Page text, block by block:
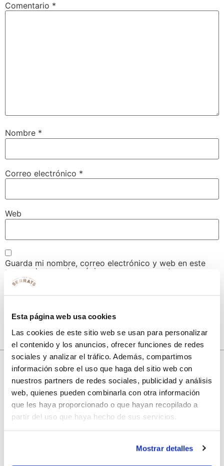
Esta página web usa cookies
Las cookies de este sitio web se usan para personalizar
el contenido y los anuncios, ofrecer funciones de redes
sociales y analizar el tráfico. Además, compartimos
información sobre el uso que haga del sitio web con
nuestros partners de redes sociales, publicidad y análisis
web, quienes pueden combinarla con otra información
que les haya proporcionado o que hayan recopilado a
partir del uso que haya hecho de sus servicios.
Mostrar detalles
Comentario *
Nombre *
Correo electrónico *
Web
Guarda mi nombre, correo electrónico y web en este
navegador para la próxima vez que comente.
10% de descuento
con tu primera compra.
a nuestra newsletter para recibir nuestrasofertas